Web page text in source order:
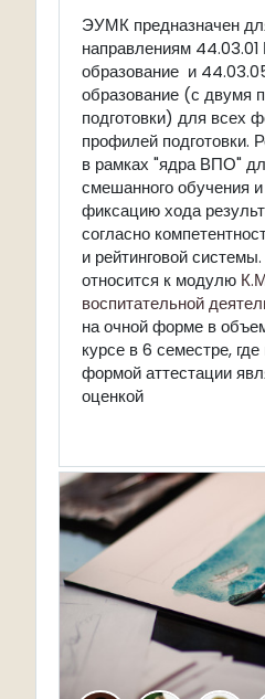
ЭУМК предназначен
направлениям 44.03.01
образование и
образование (с двумя
подготовки) для всех
профилей подготовки.
в рамках "ядра ВПО"
смешанного обучения
фиксацию хода
согласно
и рейтинговой
относится к модулю
воспитательной
на очной форме в
курсе в 6 семестре,
формой аттестации
оценкой